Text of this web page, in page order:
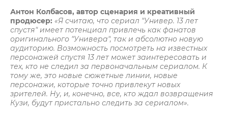
Антон Колбасов, автор сценария и креативный
продюсер: «Я считаю, что сериал "Универ. 13 лет
спустя" имеет потенциал привлечь как фанатов
оригинального "Универа", так и абсолютно новую
аудиторию. Возможность посмотреть на известных
персонажей спустя 13 лет может заинтересовать и
тех, кто не следил за первоначальным сериалом. К
тому же, это новые сюжетные линии, новые
персонажи, которые точно привлекут новых
зрителей. Ну, и, конечно, все, кто ждал возвращения
Кузи, будут пристально следить за сериалом».